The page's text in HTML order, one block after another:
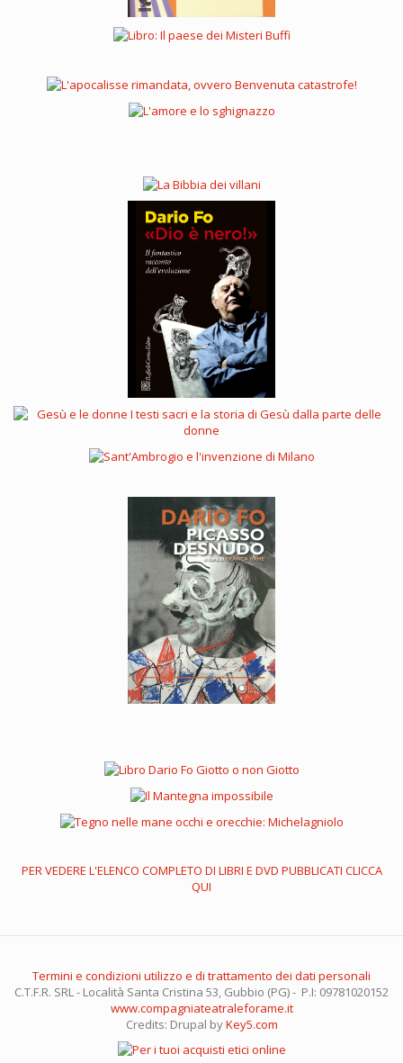
PER VEDERE L'ELENCO COMPLETO DI LIBRI E DVD PUBBLICATI CLICCA
QUI
Termini e condizioni utilizzo e di trattamento dei dati personali
C.T.F.R. SRL - Località Santa Cristina 53, Gubbio (PG) - P.I: 09781020152
www.compagniateatraleforame.it
Credits: Drupal byKey5.com